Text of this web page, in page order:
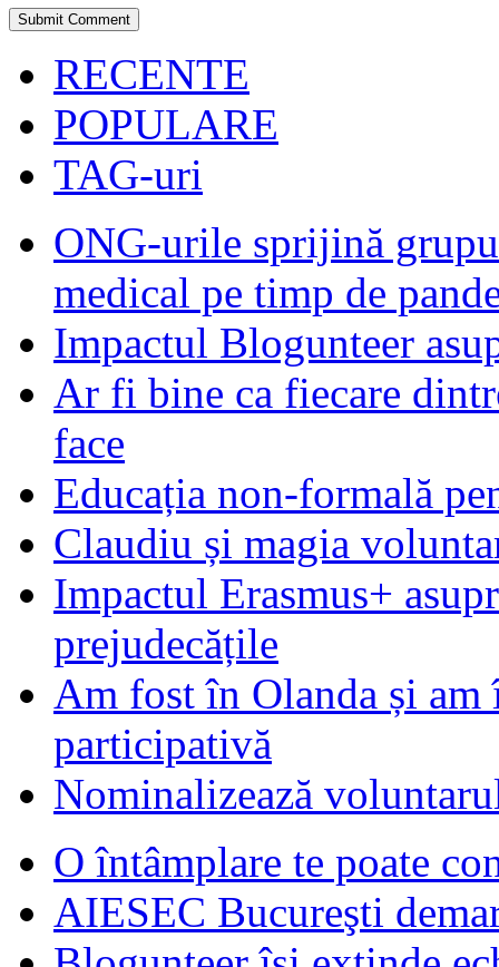
RECENTE
POPULARE
TAG-uri
ONG-urile sprijină
medical pe timp de
Impactul Blogunteer
Ar fi bine ca fiecare
face
Educația non-formală
Claudiu și magia
Impactul Erasmus+
prejudecățile
Am fost în Olanda și am
participativă
Nominalizează
O întâmplare te poate
AIESEC Bucureşti